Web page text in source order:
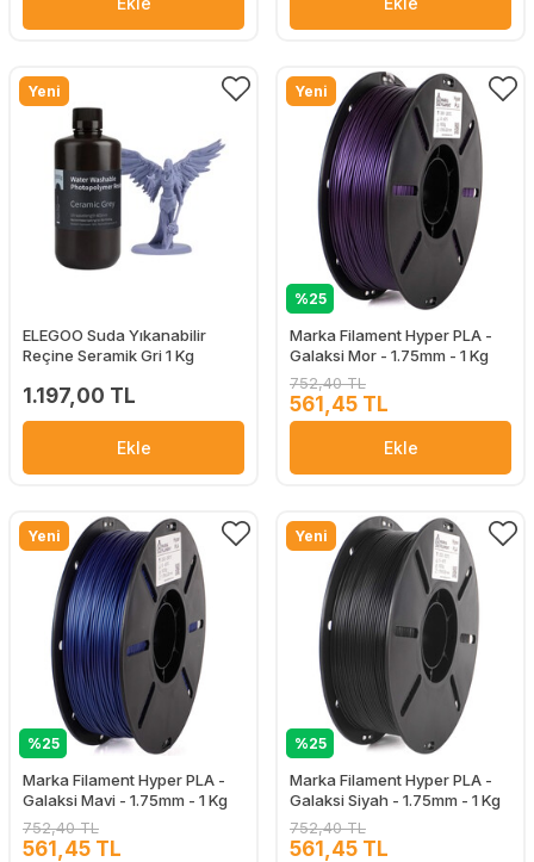
Yeni
ELEGOO Suda Yıkanabilir
Reçine Seramik Gri 1 Kg
1.197,00 TL
Ekle
%25
Yeni
Marka Filament Hyper PLA -
Galaksi Mor - 1.75mm - 1 Kg
752,40 TL
561,45 TL
Ekle
%25
Yeni
Marka Filament Hyper PLA -
Galaksi Mavi - 1.75mm - 1 Kg
752,40 TL
561,45 TL
%25
Yeni
Marka Filament Hyper PLA -
Galaksi Siyah - 1.75mm - 1 Kg
752,40 TL
561,45 TL